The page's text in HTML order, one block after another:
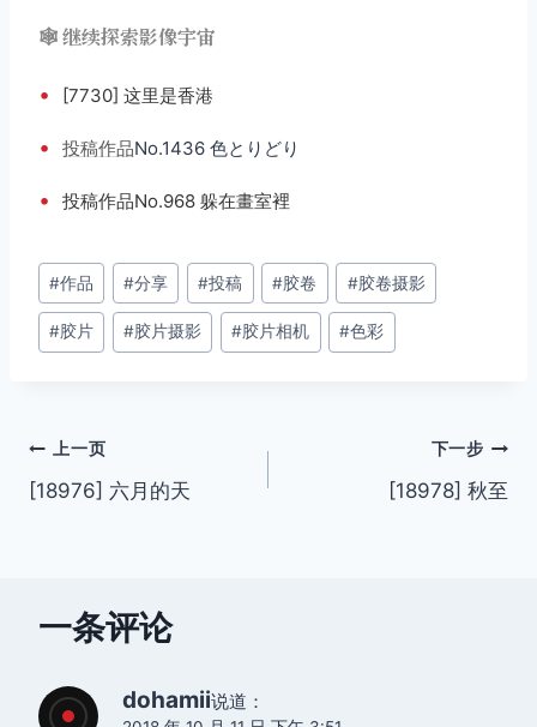
🕸️ 继续探索影像宇宙
• [7730] 这里是香港
• 投稿作品No.1436 色とりどり
• 投稿作品No.968 躲在畫室裡
文
章
标
#作品 #分享 #投稿 #胶卷 #胶卷摄影
#胶片 #胶片摄影 #胶片相机 #色彩
文
章
上一页
[18976] 六月的天
下一步
[18978] 秋至
一条评论
dohamii说道：